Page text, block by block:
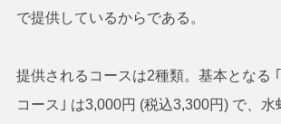
で提供しているからである。
提供されるコースは2種類。基本となる
コース｣ は3,000円 (税込3,300円) で、水